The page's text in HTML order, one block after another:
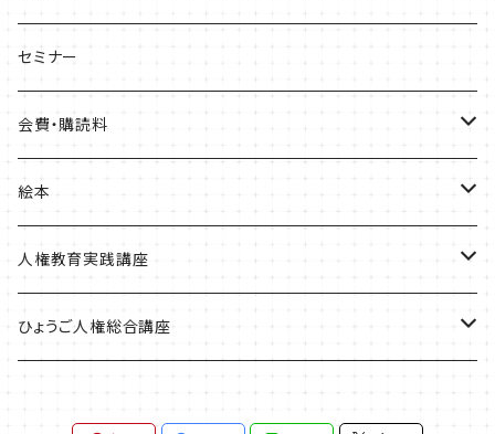
ひょうご部落解放
人権歴史マップ
淡路・神戸増補版
播磨版
はじめてみよう！これからの部落問題学習
人権政策マップ報告書
セミナー
会費・購読料
正会員会費
特別会員会費
賛助会費
絵本
ともだちのにおい
かめたろう
人権教育実践講座
単体申込
ひょうご人権総合講座